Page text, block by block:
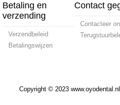
Betaling en
verzending
Verzendbeleid
Betalingswijzen
Contact
Contacteer
Copyright © 2023